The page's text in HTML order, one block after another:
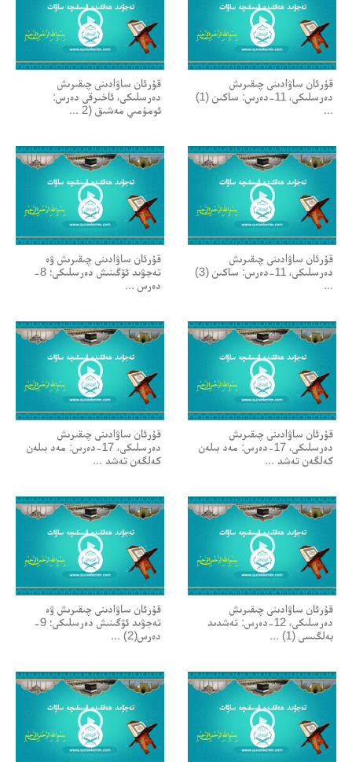
قۇرئان ساۋادىنى چىقىرىش
دەرسلىكى، 11-دەرس: ساكىن (1)
...
قۇرئان ساۋادىنى چىقىرىش
دەرسلىكى، ئاخىرقى دەرس:
ئومۇمىي مەشىق (2 ...
قۇرئان ساۋادىنى چىقىرىش
دەرسلىكى، 11-دەرس: ساكىن (3)
...
قۇرئان ساۋادىنى چىقىرىش ۋە
تەجۋىد ئۆگىنىش دەرسلىكى؛ 8-
دەرس ...
قۇرئان ساۋادىنى چىقىرىش
دەرسلىكى، 17-دەرس: مەد بىلەن
كەلگەن تەشد ...
قۇرئان ساۋادىنى چىقىرىش
دەرسلىكى، 17-دەرس: مەد بىلەن
كەلگەن تەشد ...
قۇرئان ساۋادىنى چىقىرىش
دەرسلىكى، 12-دەرس: تەشدىد
بەلگىسى (1) ...
قۇرئان ساۋادىنى چىقىرىش ۋە
تەجۋىد ئۆگىنىش دەرسلىكى؛ 9-
دەرس(2) ...